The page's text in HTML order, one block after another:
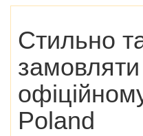
Стильно
Poland